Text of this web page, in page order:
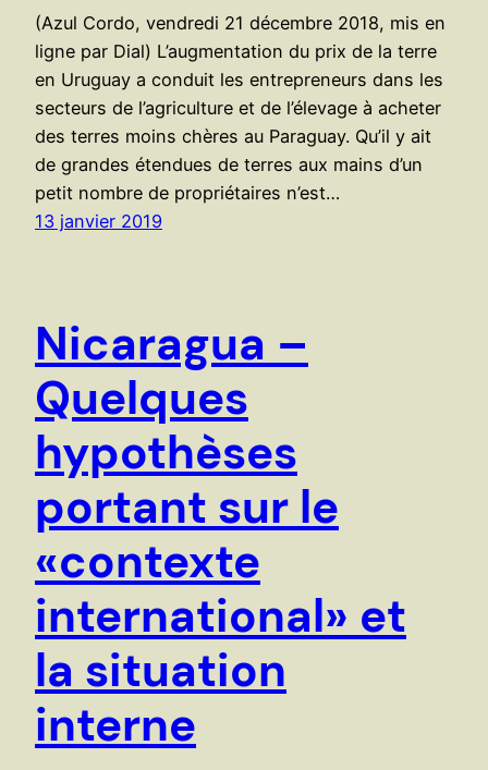
(Azul Cordo, vendredi 21 décembre 2018, mis en
ligne par Dial) L’augmentation du prix de la terre
en Uruguay a conduit les entrepreneurs dans les
secteurs de l’agriculture et de l’élevage à acheter
des terres moins chères au Paraguay. Qu’il y ait
de grandes étendues de terres aux mains d’un
petit nombre de propriétaires n’est…
13 janvier 2019
Nicaragua –
Quelques
hypothèses
portant sur le
«contexte
international» et
la situation
interne